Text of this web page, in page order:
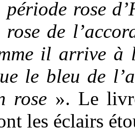
période rose
rose de
il arrive à
le bleu de
rose ». Le
les éclairs